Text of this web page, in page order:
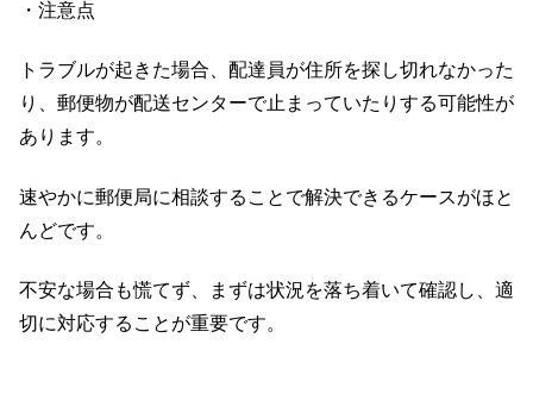
・注意点
トラブルが起きた場合、配達員が住所を探し切れなかった
り、郵便物が配送センターで止まっていたりする可能性が
あります。
速やかに郵便局に相談することで解決できるケースがほと
んどです。
不安な場合も慌てず、まずは状況を落ち着いて確認し、適
切に対応することが重要です。